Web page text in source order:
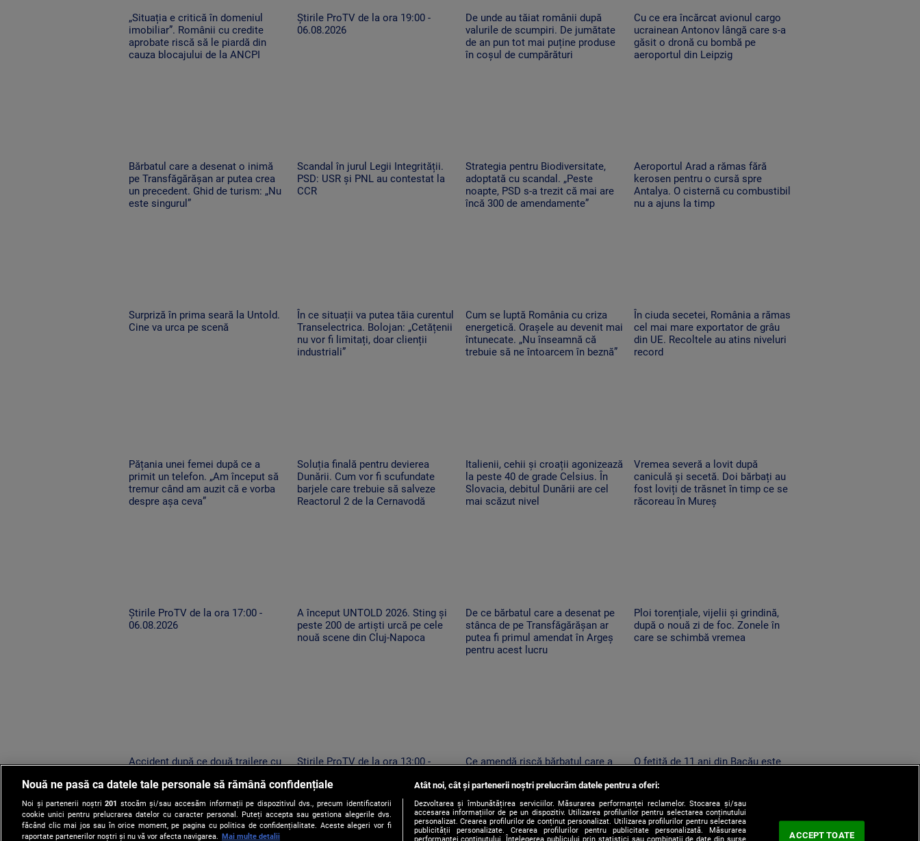
„Situația e critică în domeniul
imobiliar”. Românii cu credite
aprobate riscă să le piardă din
cauza blocajului de la ANCPI
Știrile ProTV de la ora 19:00 -
06.08.2026
De unde au tăiat românii după
valurile de scumpiri. De jumătate
de an pun tot mai puține produse
în coșul de cumpărături
Cu ce era încărcat avionul cargo
ucrainean Antonov lângă care s-a
găsit o dronă cu bombă pe
aeroportul din Leipzig
Bărbatul care a desenat o inimă
pe Transfăgărășan ar putea crea
un precedent. Ghid de turism: „Nu
este singurul”
Scandal în jurul Legii Integrității.
PSD: USR și PNL au contestat la
CCR
Strategia pentru Biodiversitate,
adoptată cu scandal. „Peste
noapte, PSD s-a trezit că mai are
încă 300 de amendamente”
Aeroportul Arad a rămas fără
kerosen pentru o cursă spre
Antalya. O cisternă cu combustibil
nu a ajuns la timp
Surpriză în prima seară la Untold.
Cine va urca pe scenă
În ce situații va putea tăia curentul
Transelectrica. Bolojan: „Cetățenii
nu vor fi limitați, doar clienții
industriali”
Cum se luptă România cu criza
energetică. Orașele au devenit mai
întunecate. „Nu înseamnă că
trebuie să ne întoarcem în beznă”
În ciuda secetei, România a rămas
cel mai mare exportator de grâu
din UE. Recoltele au atins niveluri
record
Pățania unei femei după ce a
primit un telefon. „Am început să
tremur când am auzit că e vorba
despre așa ceva”
Soluția finală pentru devierea
Dunării. Cum vor fi scufundate
barjele care trebuie să salveze
Reactorul 2 de la Cernavodă
Italienii, cehii și croații agonizează
la peste 40 de grade Celsius. În
Slovacia, debitul Dunării are cel
mai scăzut nivel
Vremea severă a lovit după
caniculă și secetă. Doi bărbați au
fost loviți de trăsnet în timp ce se
răcoreau în Mureș
Știrile ProTV de la ora 17:00 -
06.08.2026
A început UNTOLD 2026. Sting și
peste 200 de artiști urcă pe cele
nouă scene din Cluj-Napoca
De ce bărbatul care a desenat pe
stânca de pe Transfăgărășan ar
putea fi primul amendat în Argeș
pentru acest lucru
Ploi torențiale, vijelii și grindină,
după o nouă zi de foc. Zonele în
care se schimbă vremea
Accident după ce două trailere cu
Un TIR condus de un șofer neatent
le-a lovit
Știrile ProTV de la ora 13:00 -
Ce amendă riscă bărbatul care a
Transfăgărășan. Ar putea fi obligat
să șteargă „opera”
O fetiță de 11 ani din Bacău este
jandarmi și pompieri, după ce a
dispărut de acasă
Nouă ne pasă ca datele tale personale să rămână confidențiale
Noi și partenerii noștri201 stocăm și/sau accesăm informații pe dispozitivul dvs., precum identificatorii
cookie unici pentru prelucrarea datelor cu caracter personal. Puteți accepta sau gestiona alegerile dvs.
făcând clic mai jos sau în orice moment, pe pagina cu politica de confidențialitate. Aceste alegeri vor fi
raportate partenerilor noștri și nu vă vor afecta navigarea.
Mai multe detalii
Atât noi, cât și partenerii noștri prelucrăm datele pentru a oferi:
Dezvoltarea și îmbunătățirea serviciilor. Măsurarea performanței reclamelor. Stocarea și/sau
accesarea informațiilor de pe un dispozitiv. Utilizarea profilurilor pentru selectarea conținutului
personalizat. Crearea profilurilor de conținut personalizat. Utilizarea profilurilor pentru selectarea
publicității personalizate. Crearea profilurilor pentru publicitate personalizată. Măsurarea
ACCEPT TOATE